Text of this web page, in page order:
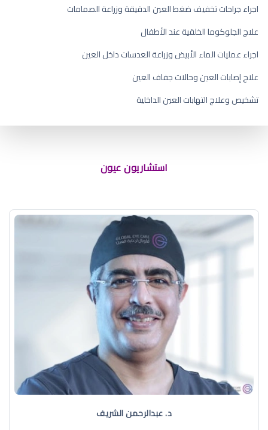
اجراء جراحات تخفيف ضغط العين الدقيقة وزراعة الصمامات
علاج الجلوكوما الخلقية عند الأطفال
اجراء عمليات الماء الأبيض وزراعة العدسات داخل العين
علاج إصابات العين وحالات جفاف العين
تشخيص وعلاج التهابات العين الداخلية
استشاريون عيون
د. عبدالرحمن الشريف